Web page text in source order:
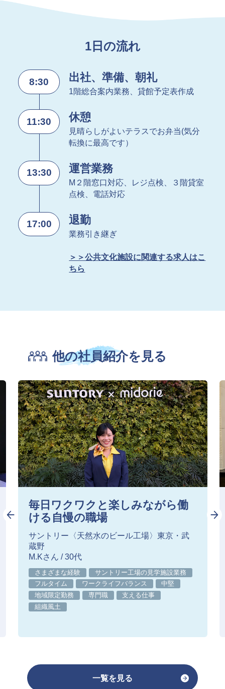
1日の流れ
8:30 出社、準備、朝礼
1階総合案内業務、貸館予定表作成
11:30 休憩
見晴らしがよいテラスでお弁当(気分
転換に最高です）
13:30 運営業務
M２階窓口対応、レジ点検、３階貸室
点検、電話対応
17:00 退勤
業務引き継ぎ
＞＞公共文化施設に関連する求人はこ
ちら
他の社員紹介を見る
毎日ワクワクと楽しみながら働
ける自慢の職場
サントリー〈天然水のビール工場〉東京・武
蔵野
M.Kさん / 30代
さまざまな経験
サントリー工場の見学施設業務
フルタイム
ワークライフバランス
中堅
地域限定勤務
専門職
支える仕事
組織風土
一覧を見る